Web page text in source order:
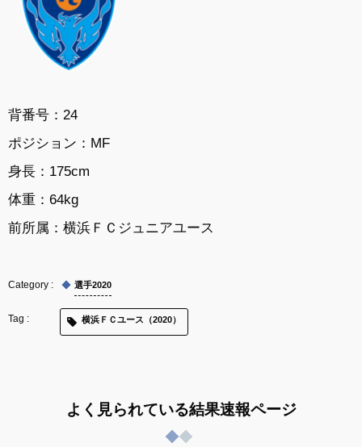
背番号：24
ポジション： MF
身長： 175cm
体重： 64kg
前所属： 横浜ＦＣジュニアユース
選手2020
横浜ＦＣユース（2020）
よく見られている結果速報ページ